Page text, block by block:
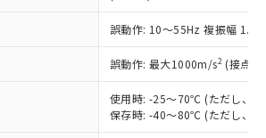
誤動作: 10～55Hz 複振幅
誤動作: 最大1000m/s2 (接点
使用時: -25～70℃ (ただし、氷
保存時: -40～80℃ (ただし、氷
している更新日時点での社内デー
基づき作成されるものであり、閲
た時点での実際の在庫および標
格とは異なる場合があることをご
な納期状況および標準価格はお客
お取引先、またはお客様担当のオ
1000ppm以下、ポリ臭化ビフェニル
以下、ポリ臭化ジフェニルエーテル類
以下、フタル酸ビス(2-エチルヘキシ
：DOP) 1000ppm以下、フタル酸ブチ
BBP） 1000ppm以下、フタル酸ジブチル
以下、フタル酸ジイソブチル
物質の基準値 (GB/T26572)：
、 Hg(水銀) : 1000ppm、 Cd(カドミウ
ム) : 1000ppm、 PBBs(ポリ臭化ビフェ
、 PBDEs(ポリ臭化ジフェニルエーテ
ジブチル) : 1000ppm、 DIBP(フタル酸ジ
下｢規制貨物等」という）を輸出
は国外への提供する場合は、日本
府の輸出許可(または役務取引許
取得するなどの必要な手続きを
は規制貨物を破棄する場合は、完
破砕するなど、違法に輸出されな
一定数以上の在庫あり